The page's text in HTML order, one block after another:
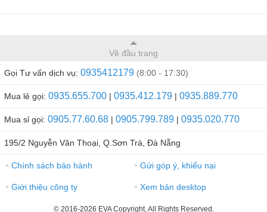
Về đầu trang
Gọi Tư vấn dịch vụ: 0935412179 (8:00 - 17:30)
Mua lẻ gọi: 0935.655.700 | 0935.412.179 | 0935.889.770
Mua sỉ gọi: 0905.77.60.68 | 0905.799.789 | 0935.020.770
195/2 Nguyễn Văn Thoại, Q.Sơn Trà, Đà Nẵng
● Chính sách bảo hành ● Gửi góp ý, khiếu nại
● Giới thiệu công ty ● Xem bản desktop
© 2016-2026 EVA Copyright, All Rights Reserved.